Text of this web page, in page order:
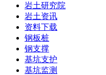
岩土研究院
岩土资讯
资料下载
钢板桩
钢支撑
基坑支护
基坑监测